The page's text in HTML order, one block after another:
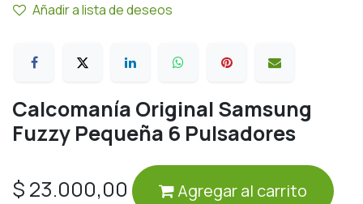
Añadir a lista de deseos
Calcomanía Original Samsung
Fuzzy Pequeña 6 Pulsadores
$ 23.000,00 Agregar al carrito